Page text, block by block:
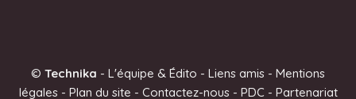
© Technika - L'équipe & Édito - Liens amis - Mentions
légales- Plan du site - Contactez-nous- PDC - Partenariat